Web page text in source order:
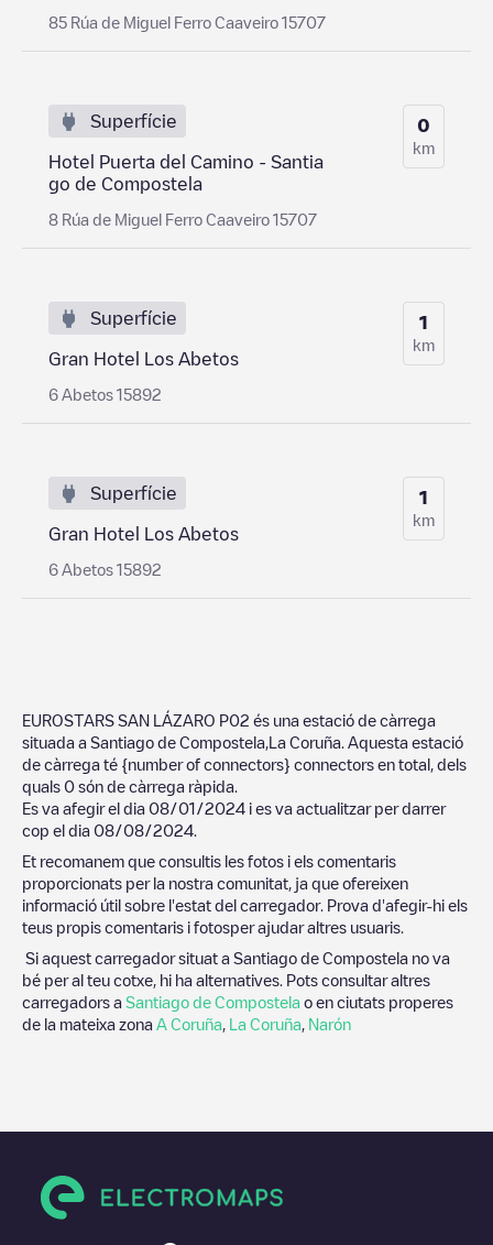
85 Rúa de Miguel Ferro Caaveiro 15707
Superfície
Hotel Puerta del Camino - Santia
go de Compostela
8 Rúa de Miguel Ferro Caaveiro 15707
0
km
Superfície
Gran Hotel Los Abetos
6 Abetos 15892
1
km
Superfície
Gran Hotel Los Abetos
6 Abetos 15892
1
km
EUROSTARS SAN LÁZARO P02 és una estació de càrrega
situada a Santiago de Compostela La Coruña . Aquesta estació
de càrrega té {number of connectors} connectors en total, dels
quals 0 són de càrrega ràpida.
Es va afegir el dia 08/01/2024 i es va actualitzar per darrer
cop el dia 08/08/2024
Et recomanem que consultis les fotos i els comentaris
proporcionats per la nostra comunitat, ja que ofereixen
informació útil sobre l'estat del carregador. Prova d'afegir-hi els
teus propis comentaris i fotosper ajudar altres usuaris.
Si aquest carregador situat a Santiago de Compostela no va
bé per al teu cotxe, hi ha alternatives. Pots consultar altres
carregadors a Santiago de Compostela o en ciutats properes
de la mateixa zona A Coruña La Coruña Narón